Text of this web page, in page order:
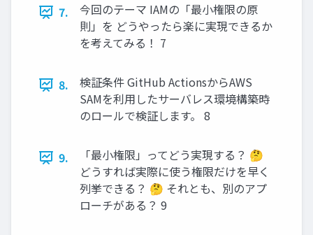
7.
今回のテーマ IAMの「最小権限の原
則」を どうやったら楽に実現できるか
を考えてみる！ 7
8.
検証条件 GitHub ActionsからAWS
SAMを利用したサーバレス環境構築時
のロールで検証します。 8
9.
「最小権限」ってどう実現する？ 🤔
どうすれば実際に使う権限だけを早く
列挙できる？ 🤔 それとも、別のアプ
ローチがある？ 9